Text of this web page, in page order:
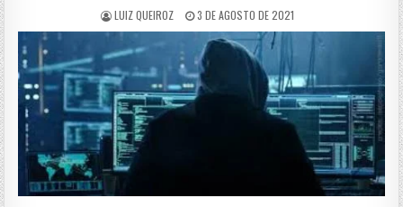
LUIZ QUEIROZ 3 DE AGOSTO DE 2021